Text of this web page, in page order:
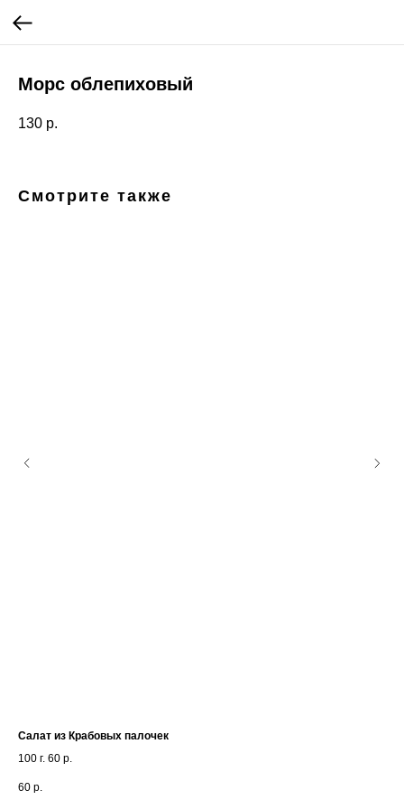
Морс облепиховый
130 р.
Смотрите также
Салат из Крабовых палочек
100 г. 60 р.
60 р.